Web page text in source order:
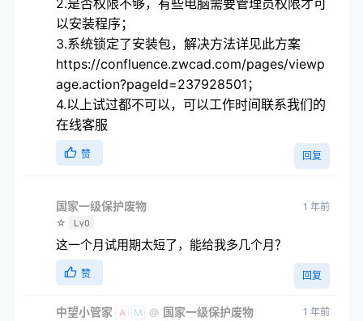
以安装程序；
3.系统锁定了安装包，解决方法详见此方案
https://confluence.zwcad.com/pages/viewp
age.action?pageId=237928501；
4.以上试过都不可以，可以工作时间联系我们的
在线客服
赞 回复
国家一级保护废物
☆ Lv0
1 年前
这一个月试用期太短了，能给我多几个月？
赞 回复
中望小管家 A M @ 国家一级保护废物 1 年前